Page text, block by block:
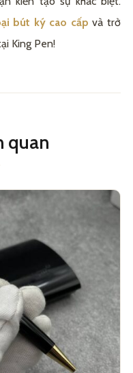
bút ký cao cấp và trở
King Pen!
quan